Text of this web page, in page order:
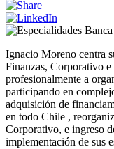
Ignacio Moreno centra
Finanzas, Corporativo
profesionalmente a
participando en
adquisición de
en todo Chile ,
Corporativo, e ingreso
implementación de sus